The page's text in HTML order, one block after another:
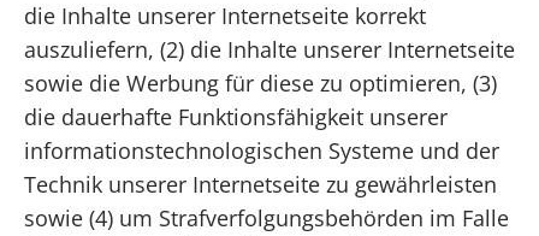
die Inhalte unserer Internetseite korrekt
auszuliefern, (2) die Inhalte unserer Internetseite
sowie die Werbung für diese zu optimieren, (3)
die dauerhafte Funktionsfähigkeit unserer
informationstechnologischen Systeme und der
Technik unserer Internetseite zu gewährleisten
sowie (4) um Strafverfolgungsbehörden im Falle